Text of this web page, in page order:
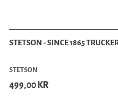
STETSON - SINCE 1865
STETSON
499,00 KR